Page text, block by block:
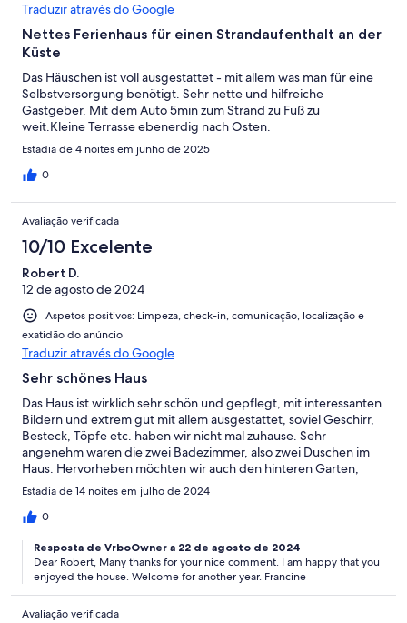
Traduzir através do Google
Nettes Ferienhaus für einen Strandaufenthalt an der
Küste
Das Häuschen ist voll ausgestattet - mit allem was man für eine
Selbstversorgung benötigt. Sehr nette und hilfreiche
Gastgeber. Mit dem Auto 5min zum Strand zu Fuß zu
weit.Kleine Terrasse ebenerdig nach Osten.
Estadia de 4 noites em junho de 2025
0
Avaliação verificada
10/10 Excelente
Robert D.
12 de agosto de 2024
Aspetos positivos: Limpeza, check-in, comunicação, localização e
exatidão do anúncio
Traduzir através do Google
Sehr schönes Haus
Das Haus ist wirklich sehr schön und gepflegt, mit interessanten
Bildern und extrem gut mit allem ausgestattet, soviel Geschirr,
Besteck, Töpfe etc. haben wir nicht mal zuhause. Sehr
angenehm waren die zwei Badezimmer, also zwei Duschen im
Haus. Hervorheben möchten wir auch den hinteren Garten,
eigentlich mehr eine Terrasse. Zu unserem Besuch haben dort
etliche Gewächse gerade wunderschön geblüht und unter dem
riesigen Sonnenschirm konnte man dort prima frühstücken oder
vollgebaut wie Porto Covo weiter nördlich. Dort ist es uns
inzwischen leider zu voll. Irgendwann wird das hier wohl leider
genauso sein. Schade. Aber wenn wir nochmal hierher kommen,
würden wir das Haus wieder buchen. Absolut empfehlenswert.
Estadia de 14 noites em julho de 2024
0
Resposta de VrboOwner a 22 de agosto de 2024
Dear Robert, Many thanks for your nice comment. I am happy that you
enjoyed the house. Welcome for another year. Francine
Avaliação verificada